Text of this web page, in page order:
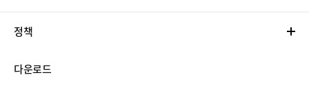
정책
다운로드